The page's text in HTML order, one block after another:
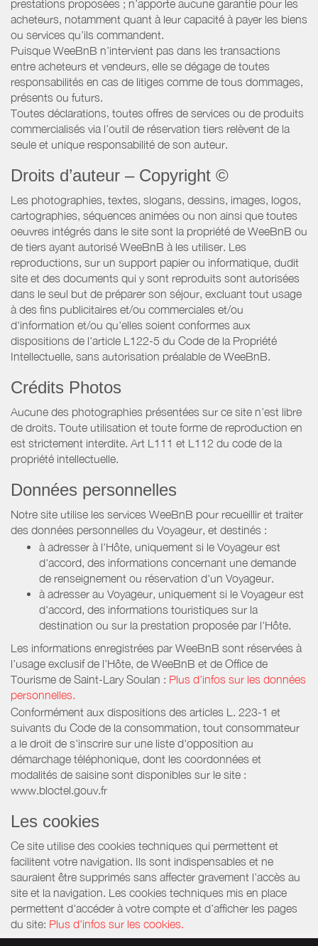
prestations proposées ; n’apporte aucune garantie pour les
acheteurs, notamment quant à leur capacité à payer les biens
ou services qu’ils commandent.
Puisque WeeBnB n’intervient pas dans les transactions
entre acheteurs et vendeurs, elle se dégage de toutes
responsabilités en cas de litiges comme de tous dommages,
présents ou futurs.
Toutes déclarations, toutes offres de services ou de produits
commercialisés via l’outil de réservation tiers relèvent de la
seule et unique responsabilité de son auteur.
Droits d’auteur – Copyright ©
Les photographies, textes, slogans, dessins, images, logos,
cartographies, séquences animées ou non ainsi que toutes
oeuvres intégrés dans le site sont la propriété de WeeBnB ou
de tiers ayant autorisé WeeBnB à les utiliser. Les
reproductions, sur un support papier ou informatique, dudit
site et des documents qui y sont reproduits sont autorisées
dans le seul but de préparer son séjour, excluant tout usage
à des fins publicitaires et/ou commerciales et/ou
d'information et/ou qu'elles soient conformes aux
dispositions de l'article L122-5 du Code de la Propriété
Intellectuelle, sans autorisation préalable de WeeBnB.
Crédits Photos
Aucune des photographies présentées sur ce site n’est libre
de droits. Toute utilisation et toute forme de reproduction en
est strictement interdite. Art L111 et L112 du code de la
propriété intellectuelle.
Données personnelles
Notre site utilise les services WeeBnB pour recueillir et traiter
des données personnelles du Voyageur, et destinés :
à adresser à l'Hôte, uniquement si le Voyageur est
d'accord, des informations concernant une demande
de renseignement ou réservation d'un Voyageur.
à adresser au Voyageur, uniquement si le Voyageur est
d'accord, des informations touristiques sur la
destination ou sur la prestation proposée par l'Hôte.
Les informations enregistrées par WeeBnB sont réservées à
l’usage exclusif de l’Hôte, de WeeBnB et de Office de
Tourisme de Saint-Lary Soulan : Plus d'infos sur les données
personnelles.
Conformément aux dispositions des articles L. 223-1 et
suivants du Code de la consommation, tout consommateur
a le droit de s'inscrire sur une liste d'opposition au
démarchage téléphonique, dont les coordonnées et
modalités de saisine sont disponibles sur le site :
www.bloctel.gouv.fr
Les cookies
Ce site utilise des cookies techniques qui permettent et
facilitent votre navigation. Ils sont indispensables et ne
sauraient être supprimés sans affecter gravement l’accès au
site et la navigation. Les cookies techniques mis en place
permettent d'accéder à votre compte et d’afficher les pages
du site: Plus d'infos sur les cookies.